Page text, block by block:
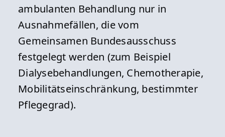
ambulanten Behandlung nur in
Ausnahmefällen, die vom
Gemeinsamen Bundesausschuss
festgelegt werden (zum Beispiel
Dialysebehandlungen, Chemotherapie,
Mobilitätseinschränkung, bestimmter
Pflegegrad).